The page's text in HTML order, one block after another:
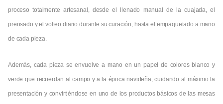
proceso totalmente artesanal, desde el llenado manual de la cuajada, el
prensado y el volteo diario durante su curación, hasta el empaquetado a mano
de cada pieza.
Además, cada pieza se envuelve a mano en un papel de colores blanco y
verde que recuerdan al campo y a la época navideña, cuidando al máximo la
presentación y convirtiéndose en uno de los productos básicos de las mesas